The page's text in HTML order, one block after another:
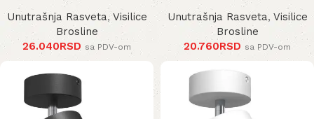
Unutrašnja Rasveta,Visilice
Brosline
26.040RSD sa PDV-om
Unutrašnja Rasveta,Visilice
Brosline
20.760RSD sa PDV-om